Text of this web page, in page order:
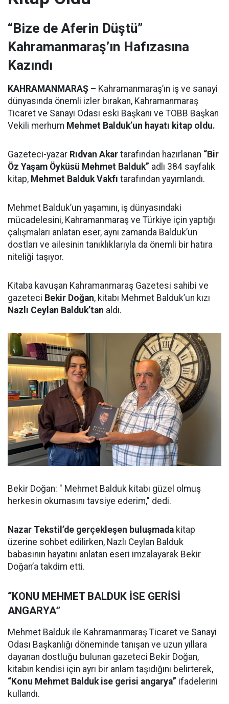
“Bize de Aferin Düştü”
Kahramanmaraş’ın Hafızasına
Kazındı
KAHRAMANMARAŞ – Kahramanmaraş’ın iş ve sanayi
dünyasında önemli izler bırakan, Kahramanmaraş
Ticaret ve Sanayi Odası eski Başkanı ve TOBB Başkan
Vekili merhum Mehmet Balduk’un hayatı kitap oldu.
Gazeteci-yazar Rıdvan Akar tarafından hazırlanan “Bir
Öz Yaşam Öyküsü Mehmet Balduk” adlı 384 sayfalık
kitap, Mehmet Balduk Vakfı tarafından yayımlandı.
Mehmet Balduk’un yaşamını, iş dünyasındaki
mücadelesini, Kahramanmaraş ve Türkiye için yaptığı
çalışmaları anlatan eser, aynı zamanda Balduk’un
dostları ve ailesinin tanıklıklarıyla da önemli bir hatıra
niteliği taşıyor.
Kitaba kavuşan Kahramanmaraş Gazetesi sahibi ve
gazeteci Bekir Doğan, kitabı Mehmet Balduk’un kızı
Nazlı Ceylan Balduk’tan aldı.
Bekir Doğan: " Mehmet Balduk kitabı güzel olmuş
herkesin okumasını tavsiye ederim," dedi.
Nazar Tekstil’de gerçekleşen buluşmada kitap
üzerine sohbet edilirken, Nazlı Ceylan Balduk
babasının hayatını anlatan eseri imzalayarak Bekir
Doğan’a takdim etti.
“KONU MEHMET BALDUK İSE GERİSİ
ANGARYA”
Mehmet Balduk ile Kahramanmaraş Ticaret ve Sanayi
Odası Başkanlığı döneminde tanışan ve uzun yıllara
dayanan dostluğu bulunan gazeteci Bekir Doğan,
kitabın kendisi için ayrı bir anlam taşıdığını belirterek,
“Konu Mehmet Balduk ise gerisi angarya” ifadelerini
kullandı.